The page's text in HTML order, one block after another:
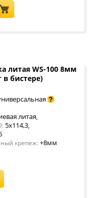
литая WS-100 8мм
в бистере)
литая,
5x114,3,
крепеж: +8мм